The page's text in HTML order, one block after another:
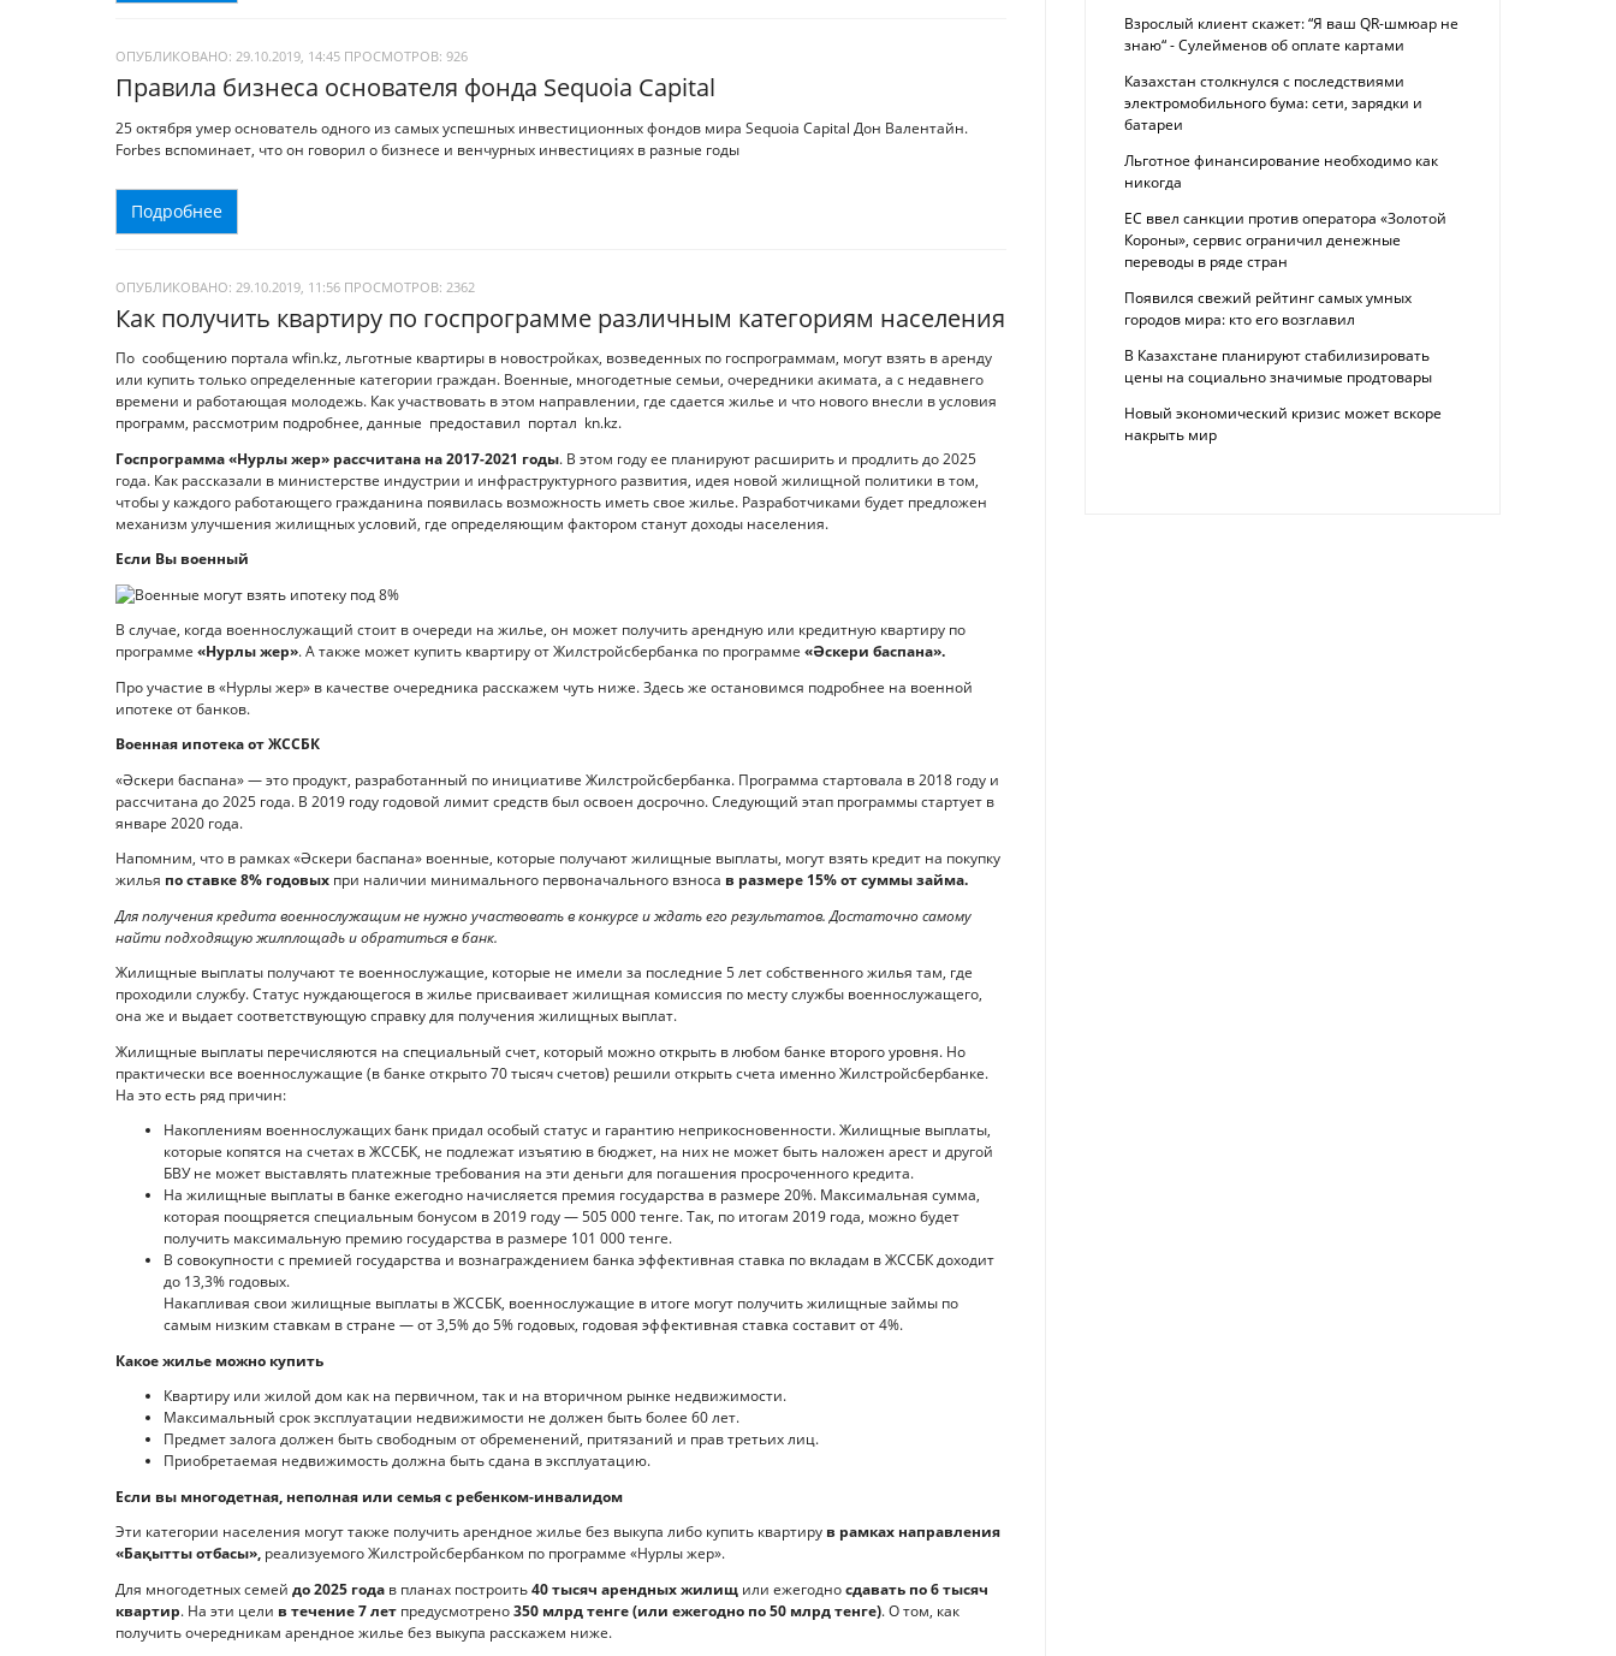
ОПУБЛИКОВАНО: 29.10.2019, 14:45 ПРОСМОТРОВ: 926
Правила бизнеса основателя фонда Sequoia Capital
25 октября умер основатель одного из самых успешных инвестиционных фондов мира Sequoia Capital Дон Валентайн.
Forbes вспоминает, что он говорил о бизнесе и венчурных инвестициях в разные годы
Подробнее
ОПУБЛИКОВАНО: 29.10.2019, 11:56 ПРОСМОТРОВ: 2362
Как получить квартиру по госпрограмме различным категориям населения
По сообщению портала wfin.kz, льготные квартиры в новостройках, возведенных по госпрограммам, могут взять в аренду
или купить только определенные категории граждан. Военные, многодетные семьи, очередники акимата, а с недавнего
времени и работающая молодежь. Как участвовать в этом направлении, где сдается жилье и что нового внесли в условия
программ, рассмотрим подробнее, данные предоставил портал kn.kz.
Госпрограмма «Нурлы жер» рассчитана на 2017-2021 годы. В этом году ее планируют расширить и продлить до 2025
года. Как рассказали в министерстве индустрии и инфраструктурного развития, идея новой жилищной политики в том,
чтобы у каждого работающего гражданина появилась возможность иметь свое жилье. Разработчиками будет предложен
механизм улучшения жилищных условий, где определяющим фактором станут доходы населения.
Если Вы военный
В случае, когда военнослужащий стоит в очереди на жилье, он может получить арендную или кредитную квартиру по
программе «Нурлы жер». А также может купить квартиру от Жилстройсбербанка по программе «Әскери баспана».
Про участие в «Нурлы жер» в качестве очередника расскажем чуть ниже. Здесь же остановимся подробнее на военной
ипотеке от банков.
Военная ипотека от ЖССБК
«Әскери баспана» — это продукт, разработанный по инициативе Жилстройсбербанка. Программа стартовала в 2018 году и
рассчитана до 2025 года. В 2019 году годовой лимит средств был освоен досрочно. Следующий этап программы стартует в
январе 2020 года.
Напомним, что в рамках «Әскери баспана» военные, которые получают жилищные выплаты, могут взять кредит на покупку
жилья по ставке 8% годовых при наличии минимального первоначального взноса в размере 15% от суммы займа.
Для получения кредита военнослужащим не нужно участвовать в конкурсе и ждать его результатов. Достаточно самому
найти подходящую жилплощадь и обратиться в банк.
Жилищные выплаты получают те военнослужащие, которые не имели за последние 5 лет собственного жилья там, где
проходили службу. Статус нуждающегося в жилье присваивает жилищная комиссия по месту службы военнослужащего,
она же и выдает соответствующую справку для получения жилищных выплат.
Жилищные выплаты перечисляются на специальный счет, который можно открыть в любом банке второго уровня. Но
практически все военнослужащие (в банке открыто 70 тысяч счетов) решили открыть счета именно Жилстройсбербанке.
На это есть ряд причин:
Накоплениям военнослужащих банк придал особый статус и гарантию неприкосновенности. Жилищные выплаты,
которые копятся на счетах в ЖССБК, не подлежат изъятию в бюджет, на них не может быть наложен арест и другой
БВУ не может выставлять платежные требования на эти деньги для погашения просроченного кредита.
На жилищные выплаты в банке ежегодно начисляется премия государства в размере 20%. Максимальная сумма,
которая поощряется специальным бонусом в 2019 году — 505 000 тенге. Так, по итогам 2019 года, можно будет
получить максимальную премию государства в размере 101 000 тенге.
В совокупности с премией государства и вознаграждением банка эффективная ставка по вкладам в ЖССБК доходит
до 13,3% годовых.
Накапливая свои жилищные выплаты в ЖССБК, военнослужащие в итоге могут получить жилищные займы по
самым низким ставкам в стране — от 3,5% до 5% годовых, годовая эффективная ставка составит от 4%.
Какое жилье можно купить
Квартиру или жилой дом как на первичном, так и на вторичном рынке недвижимости.
Максимальный срок эксплуатации недвижимости не должен быть более 60 лет.
Предмет залога должен быть свободным от обременений, притязаний и прав третьих лиц.
Приобретаемая недвижимость должна быть сдана в эксплуатацию.
Если вы многодетная, неполная или семья с ребенком-инвалидом
Эти категории населения могут также получить арендное жилье без выкупа либо купить квартиру в рамках направления
«Бақытты отбасы», реализуемого Жилстройсбербанком по программе «Нурлы жер».
Для многодетных семей до 2025 года в планах построить40 тысяч арендных жилищ или ежегодносдавать по 6 тысяч
квартир. На эти цели в течение 7 лет предусмотрено350 млрд тенге (или ежегодно по 50 млрд тенге). О том, как
получить очередникам арендное жилье без выкупа расскажем ниже.
Взрослый клиент скажет: “Я ваш QR-шмюар не
знаю“ - Сулейменов об оплате картами
Казахстан столкнулся с последствиями
электромобильного бума: сети, зарядки и
батареи
Льготное финансирование необходимо как
никогда
ЕС ввел санкции против оператора «Золотой
Короны», сервис ограничил денежные
переводы в ряде стран
Появился свежий рейтинг самых умных
городов мира: кто его возглавил
В Казахстане планируют стабилизировать
цены на социально значимые продтовары
Новый экономический кризис может вскоре
накрыть мир